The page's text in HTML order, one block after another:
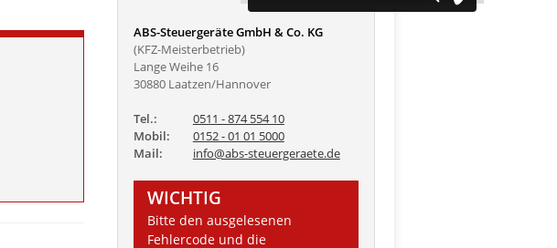
ABS-Steuergeräte GmbH & Co. KG
(KFZ-Meisterbetrieb)
Lange Weihe 16
30880 Laatzen/Hannover
Tel.:
0511 - 874 554 10
Mobil:
0152 - 01 01 5000
Mail:
info@abs-steuergeraete.de
WICHTIG
Bitte den ausgelesenen
Fehlercode und die